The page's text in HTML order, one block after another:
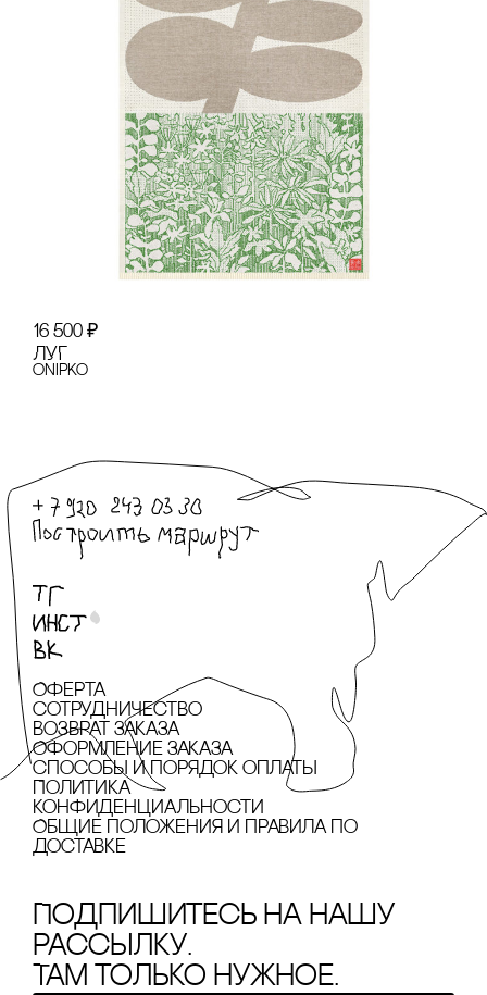
16 500 ₽
ЛУГ
onipko
Оферта
сотрудничество
Возврат заказа
Оформление заказа
cпособы и порядок оплаты
Политика
конфиденциальности
Общие положения и правила по
доставке
Подпишитесь на нашу
рассылку.
Там только нужное.